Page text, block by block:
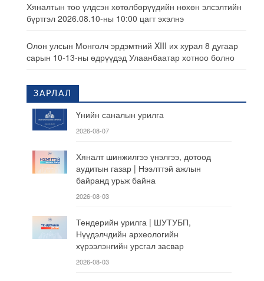
Хяналтын тоо үлдсэн хөтөлбөрүүдийн нөхөн элсэлтийн
бүртгэл 2026.08.10-ны 10:00 цагт эхэлнэ
Олон улсын Монголч эрдэмтний XIII их хурал 8 дугаар
сарын 10-13-ны өдрүүдэд Улаанбаатар хотноо болно
ЗАРЛАЛ
Үнийн саналын урилга
2026-08-07
Хяналт шинжилгээ үнэлгээ, дотоод
аудитын газар | Нээлттэй ажлын
байранд урьж байна
2026-08-03
Тендерийн урилга | ШУТУБП,
Нүүдэлчдийн археологийн
хүрээлэнгийн урсгал засвар
2026-08-03